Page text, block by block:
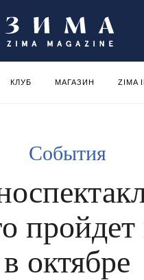
КЛУБ МАГАЗИН ZIMA
События
в октябре